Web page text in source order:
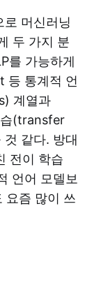
로 머신러닝
두 가지 분
를 가능하게
등 통계적 언
계열과
습(transfer
같다. 방대
전이 학습
언어 모델보
요즘 많이 쓰